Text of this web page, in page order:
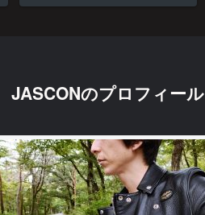
JASCONのプロフィール